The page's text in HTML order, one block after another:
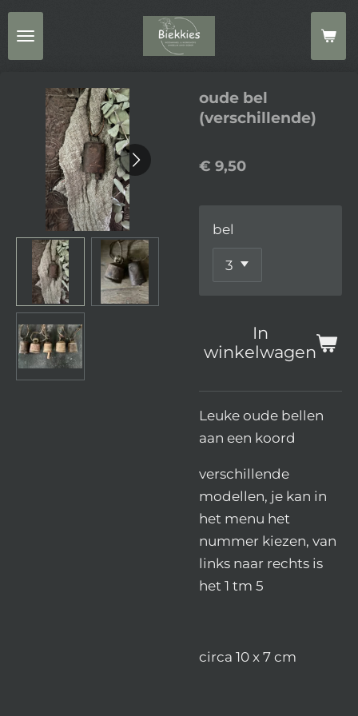
Ga
direct
naar
hoofdinhoud
oude bel
(verschillende)
€ 9,50
bel
In
winkelwagen
Leuke oude bellen
aan een koord
verschillende
modellen, je kan in
het menu het
nummer kiezen, van
links naar rechts is
het 1 tm 5
circa 10 x 7 cm